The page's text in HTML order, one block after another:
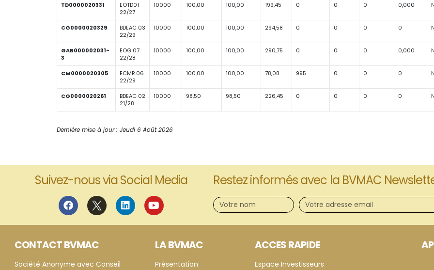
TD0000020331
EOTD01
22/27
10000 100,00 100,00 199,45 0 0 0 0,000
CG0000020329
BDEAC 03
22/29
10000 100,00 100,00 294,58 0 0 0 0
GAB000002031-
3
EOG 07
22/28
10000 100,00 100,00 290,75 0 0 0 0,000
CM0000020305
ECMR.06
22/29
10000 100,00 100,00 78,08 995 0 0 0
CG0000020261
BDEAC 02
21/28
10000 98,50 98,50 226,45 0 0 0 0
Dernière mise à jour : Jeudi 6 Août 2026
Suivez-nous via Social Media Restez informés avec la BVMAC
CONTACT BVMAC
Société Anonyme avec Conseil
LA BVMAC
Présentation
ACCES RAPIDE
Espace Investisseurs